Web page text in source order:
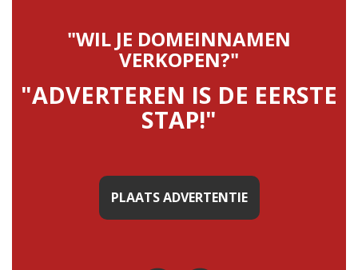
"WIL JE DOMEINNAMEN
VERKOPEN?"
"ADVERTEREN IS DE EERSTE
STAP!"
PLAATS ADVERTENTIE